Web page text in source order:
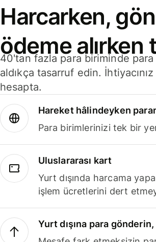
Harcarken,
ödeme
40'tan fazla para biriminde
aldıkça tasarruf edin.
hesapta.
Hareket hâlindeyken
Para birimlerinizi tek bir
Uluslararası kart
Yurt dışında harcama
işlem ücretlerini dert
Yurt dışına para